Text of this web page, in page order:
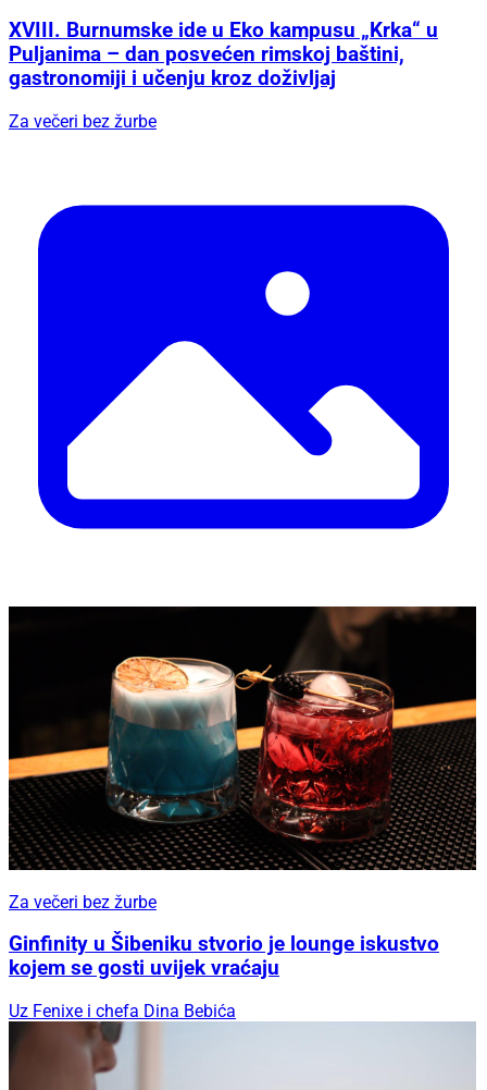
XVIII. Burnumske ide u Eko kampusu „Krka“ u
Puljanima – dan posvećen rimskoj baštini,
gastronomiji i učenju kroz doživljaj
Za večeri bez žurbe
Za večeri bez žurbe
Ginfinity u Šibeniku stvorio je lounge iskustvo
kojem se gosti uvijek vraćaju
Uz Fenixe i chefa Dina Bebića